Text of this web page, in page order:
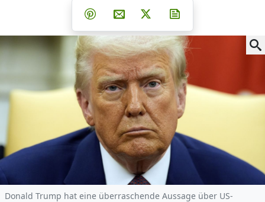
Teilen auf Facebook
Teilen auf Whatsapp
Teilen auf Telegram
Teilen auf Pinterest
Per E-Mail teilen
Post auf X
Donald Trump hat eine überraschende Aussage über US-